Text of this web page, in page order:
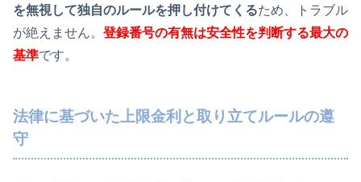
を無視して独自のルールを押し付けてくるため、トラブル
が絶えません。 登録番号の有無は安全性を判断する最大の
基準です。
法律に基づいた上限金利と取り立てルールの遵
守